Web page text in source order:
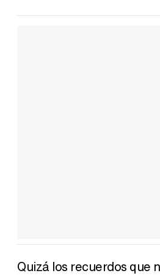
Quizá los recuerdos que